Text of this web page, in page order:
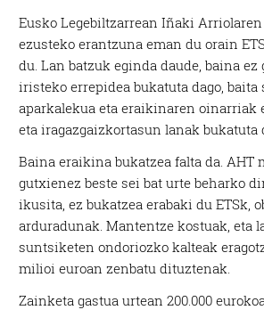
Eusko Legebiltzarrean Iñaki Arriolaren
ezusteko erantzuna eman du orain
du. Lan batzuk eginda daude, baina ez
iristeko errepidea bukatuta dago, baita
aparkalekua eta eraikinaren oinarriak
eta iragazgaizkortasun lanak bukatuta
Baina eraikina bukatzea falta da. AHT
gutxienez beste sei bat urte beharko
ikusita, ez bukatzea erabaki du ETSk,
arduradunak. Mantentze kostuak, eta
suntsiketen ondoriozko kalteak
milioi euroan zenbatu dituztenak.
Zainketa gastua urtean 200.000